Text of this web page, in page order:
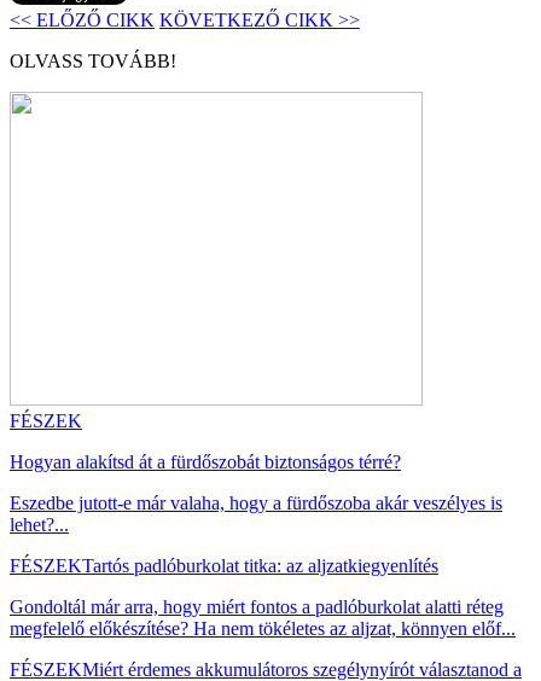
<< ELŐZŐ CIKK KÖVETKEZŐ CIKK >>
OLVASS TOVÁBB!
FÉSZEK
Hogyan alakítsd át a fürdőszobát biztonságos térré?
Eszedbe jutott-e már valaha, hogy a fürdőszoba akár veszélyes is
lehet?...
FÉSZEKTartós padlóburkolat titka: az aljzatkiegyenlítés
Gondoltál már arra, hogy miért fontos a padlóburkolat alatti réteg
megfelelő előkészítése? Ha nem tökéletes az aljzat, könnyen előf...
FÉSZEKMiért érdemes akkumulátoros szegélynyírót választanod a